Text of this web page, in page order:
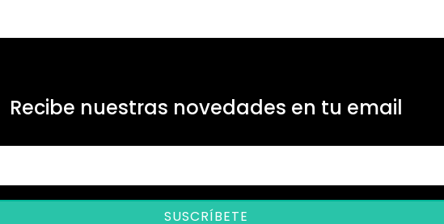
Recibe nuestras novedades en tu email
SUSCRÍBETE